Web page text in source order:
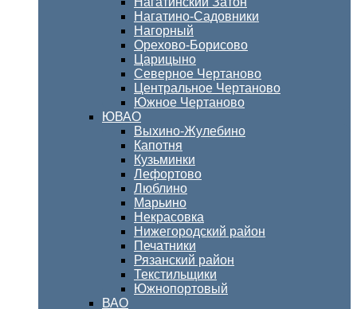
Нагатино-Садовники
Нагорный
Орехово-Борисово
Царицыно
Северное Чертаново
Центральное Чертаново
Южное Чертаново
ЮВАО
Выхино-Жулебино
Капотня
Кузьминки
Лефортово
Люблино
Марьино
Некрасовка
Нижегородский район
Печатники
Рязанский район
Текстильщики
Южнопортовый
ВАО